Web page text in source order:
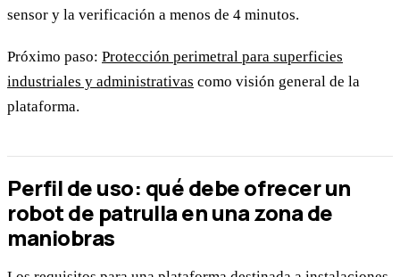
sensor y la verificación a menos de 4 minutos.
Próximo paso: Protección perimetral para superficies
industriales y administrativas como visión general de la
plataforma.
Perfil de uso: qué debe ofrecer un
robot de patrulla en una zona de
maniobras